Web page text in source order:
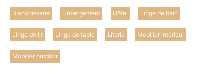
Blanchisserie Hébergement Hôtel Linge de bain
Linge de lit Linge de table Literie Mobilier intérieur
Mobilier outdoor